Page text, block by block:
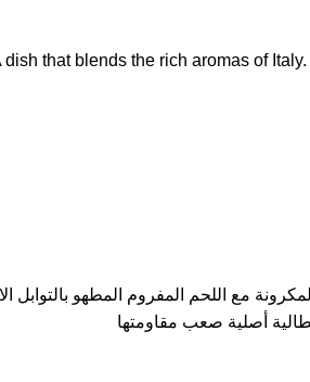
that blends the rich aromas of Italy.
مع اللحم المفروم المطهو
أصلية صعب مقاومتها